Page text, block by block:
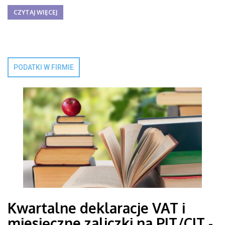
CZYTAJ WIĘCEJ
PODATKI W FIRMIE
Kwartalne deklaracje VAT i